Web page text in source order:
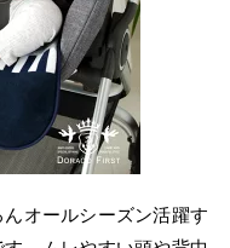
オールシーズン活躍す